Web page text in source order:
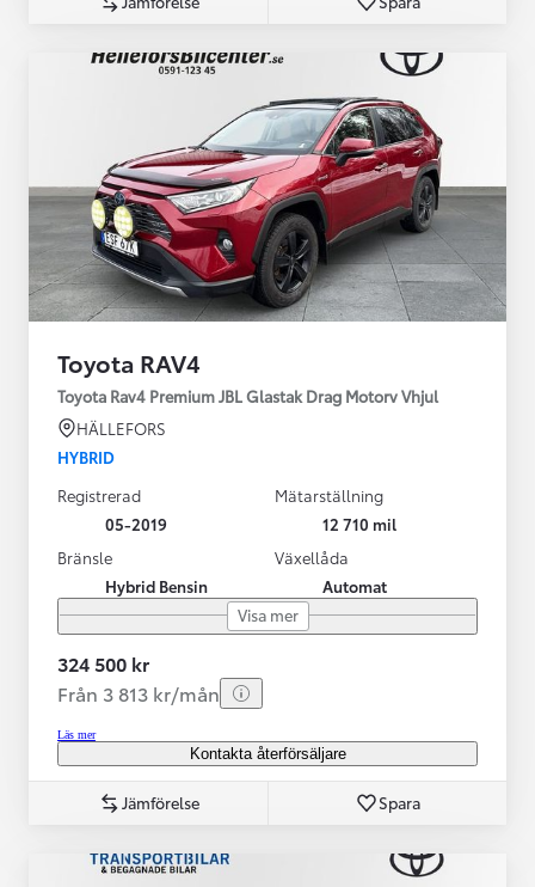
Toyota RAV4
Toyota Rav4 Premium JBL Glastak Drag Motorv Vhjul
HÄLLEFORS
HYBRID
Registrerad
05-2019
Mätarställning
12 710 mil
Bränsle
Hybrid Bensin
Växellåda
Automat
Visa mer
324 500 kr
Från 3 813 kr/mån
Läs mer
Kontakta återförsäljare
Jämförelse Spara